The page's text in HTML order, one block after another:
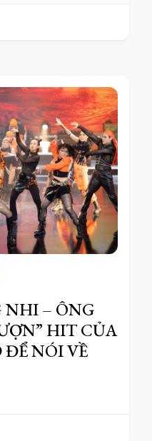
NHI – ÔNG
HIT CỦA
ĐỂ NÓI VỀ